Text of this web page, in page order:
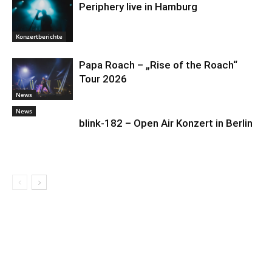
Konzertberichte
Periphery live in Hamburg
News
Papa Roach – „Rise of the Roach“
Tour 2026
News
blink-182 – Open Air Konzert in Berlin